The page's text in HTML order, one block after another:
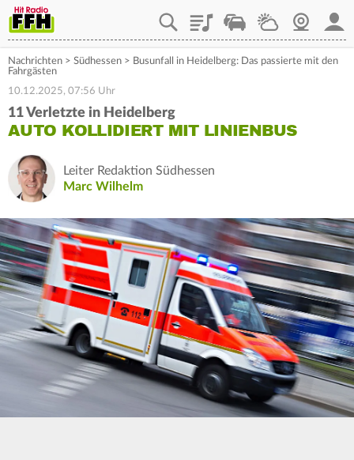
PlaylistStaupilotWetterWebcam
Nachrichten > Südhessen > Busunfall in Heidelberg: Das passierte mit den
Fahrgästen
10.12.2025, 07:56 Uhr
11 Verletzte in Heidelberg
AUTO KOLLIDIERT MIT LINIENBUS
Leiter Redaktion Südhessen
Marc Wilhelm